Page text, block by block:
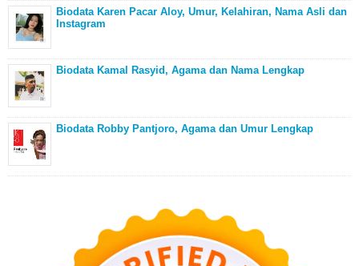
Biodata Karen Pacar Aloy, Umur, Kelahiran, Nama Asli dan
Instagram
Biodata Kamal Rasyid, Agama dan Nama Lengkap
Biodata Robby Pantjoro, Agama dan Umur Lengkap